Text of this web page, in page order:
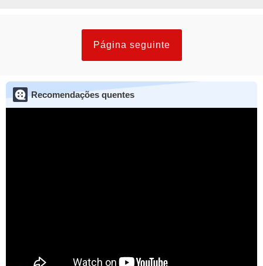
Página seguinte
Recomendações quentes